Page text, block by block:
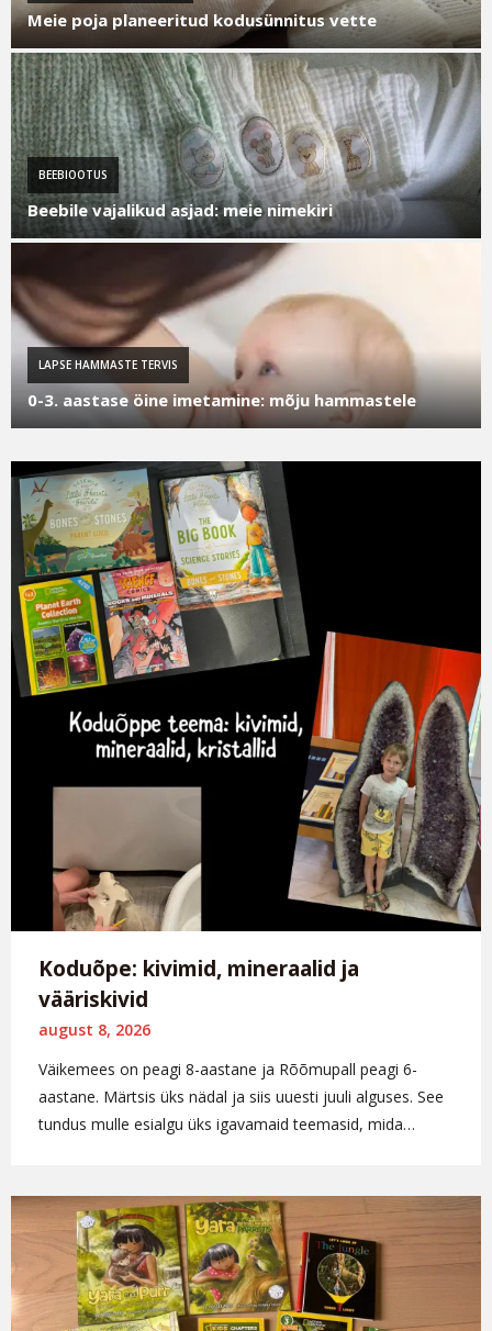
Meie poja planeeritud kodusünnitus vette
BEEBIOOTUS
Beebile vajalikud asjad: meie nimekiri
LAPSE HAMMASTE TERVIS
0-3. aastase öine imetamine: mõju hammastele
Koduõpe: kivimid, mineraalid ja
vääriskivid
august 8, 2026
Väikemees on peagi 8-aastane ja Rõõmupall peagi 6-
aastane. Märtsis üks nädal ja siis uuesti juuli alguses. See
tundus mulle esialgu üks igavamaid teemasid, mida…